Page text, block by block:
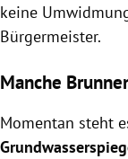
keine
Bürgermeister.
Manche
Momentan steht